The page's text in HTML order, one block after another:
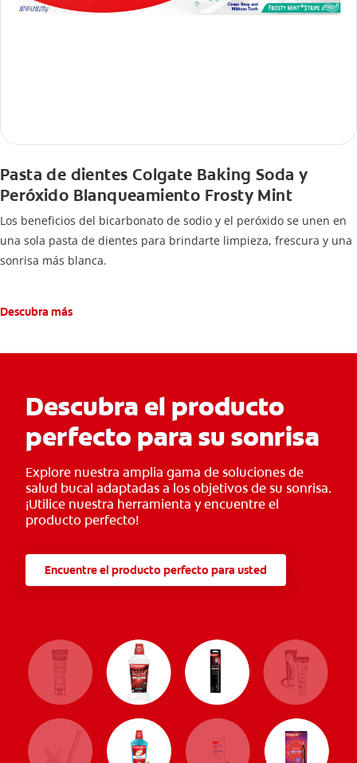
Pasta de dientes Colgate Baking Soda y
Peróxido Blanqueamiento Frosty Mint
Los beneficios del bicarbonato de sodio y el peróxido se unen en
una sola pasta de dientes para brindarte limpieza, frescura y una
sonrisa más blanca.
Descubra más
Descubra el producto
perfecto para su sonrisa
Explore nuestra amplia gama de soluciones de
salud bucal adaptadas a los objetivos de su sonrisa.
¡Utilice nuestra herramienta y encuentre el
producto perfecto!
Encuentre el producto perfecto para usted